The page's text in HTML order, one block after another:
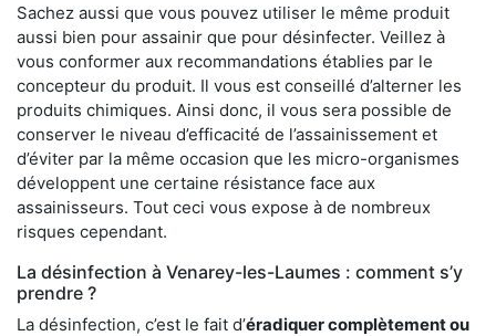
Sachez aussi que vous pouvez utiliser le même produit
aussi bien pour assainir que pour désinfecter. Veillez à
vous conformer aux recommandations établies par le
concepteur du produit. Il vous est conseillé d’alterner les
produits chimiques. Ainsi donc, il vous sera possible de
conserver le niveau d’efficacité de l’assainissement et
d’éviter par la même occasion que les micro-organismes
développent une certaine résistance face aux
assainisseurs. Tout ceci vous expose à de nombreux
risques cependant.
La désinfection à Venarey-les-Laumes : comment s’y
prendre ?
La désinfection, c’est le fait d’éradiquer complètement ou